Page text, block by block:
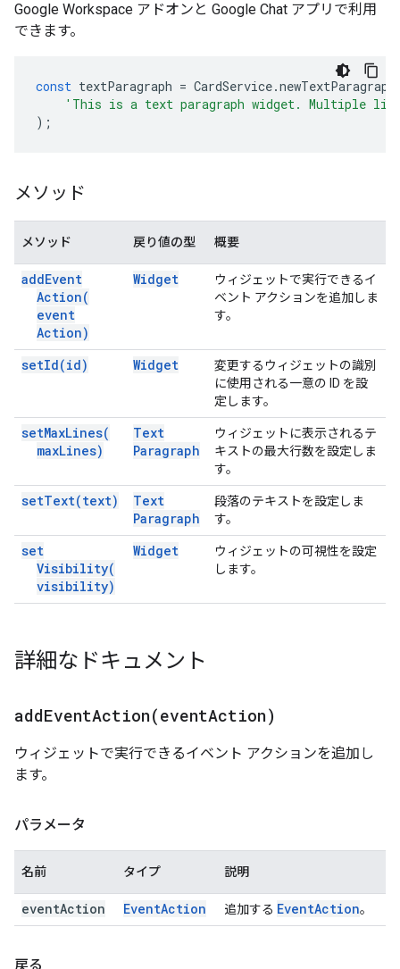
Google Workspace アドオンと Google Chat アプリで利用
できます。
const textParagraph = CardService.newTextParagraph
'This is a text paragraph widget. Multiple
);
メソッド
メソッド 戻り値の型 概要
addEvent
Action(
event
Action)
Widget
ウィジェットで実行できるイ
ベント アクションを追加しま
す。
setId(id) Widget
変更するウィジェットの識別
に使用される一意の ID を設
定します。
setMaxLines(
maxLines)
Text
Paragraph
ウィジェットに表示されるテ
キストの最大行数を設定しま
す。
setText(text)
Text
Paragraph
段落のテキストを設定しま
す。
set
Visibility(
visibility)
Widget
ウィジェットの可視性を設定
します。
詳細なドキュメント
addEventAction(eventAction)
ウィジェットで実行できるイベント アクションを追加し
ます。
パラメータ
名前 タイプ 説明
eventAction EventAction 追加する EventAction。
戻る